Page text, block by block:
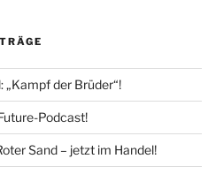
„Kampf der Brüder“!
Podcast!
Sand – jetzt im Handel!